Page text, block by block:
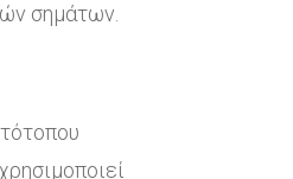
σημάτων.